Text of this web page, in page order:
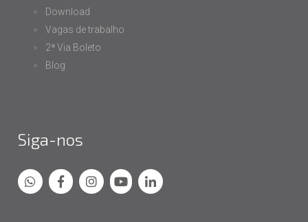
Download
Vagas de trabalho
2ª Via Boleto
Blog
Siga-nos